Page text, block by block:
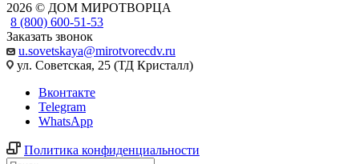
2026 © ДОМ МИРОТВОРЦА
8 (800) 600-51-53
Заказать звонок
u.sovetskaya@mirotvorecdv.ru
ул. Советская, 25 (ТД Кристалл)
Вконтакте
Telegram
WhatsApp
Политика конфиденциальности